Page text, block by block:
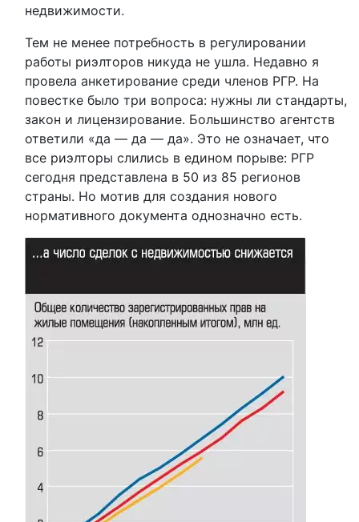
недвижимости.
Тем не менее потребность в регулировании
работы риэлторов никуда не ушла. Недавно я
провела анкетирование среди членов РГР. На
повестке было три вопроса: нужны ли стандарты,
закон и лицензирование. Большинство агентств
ответили «да — да — да». Это не означает, что
все риэлторы слились в едином порыве: РГР
сегодня представлена в 50 из 85 регионов
страны. Но мотив для создания нового
нормативного документа однозначно есть.